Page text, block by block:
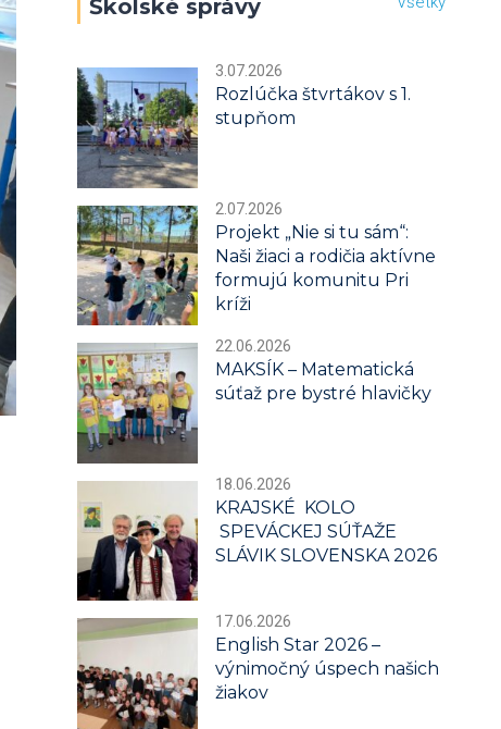
Školské správy
3.07.2026
Rozlúčka štvrtákov s 1.
stupňom
2.07.2026
Projekt „Nie si tu sám“:
Naši žiaci a rodičia aktívne
formujú komunitu Pri
kríži
22.06.2026
MAKSÍK – Matematická
súťaž pre bystré hlavičky
18.06.2026
KRAJSKÉ KOLO
SPEVÁCKEJ SÚŤAŽE
SLÁVIK SLOVENSKA 2026
17.06.2026
English Star 2026 –
výnimočný úspech našich
žiakov